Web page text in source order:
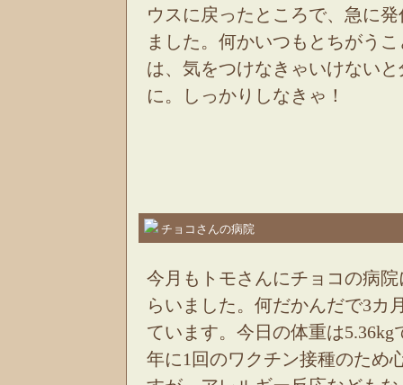
ウスに戻ったところで、急に
ました。何かいつもとちがう
は、気をつけなきゃいけない
に。しっかりしなきゃ！
チョコさんの病院
今月もトモさんにチョコの病
らいました。何だかんだで3カ
ています。今日の体重は5.36kg
年に1回のワクチン接種のため